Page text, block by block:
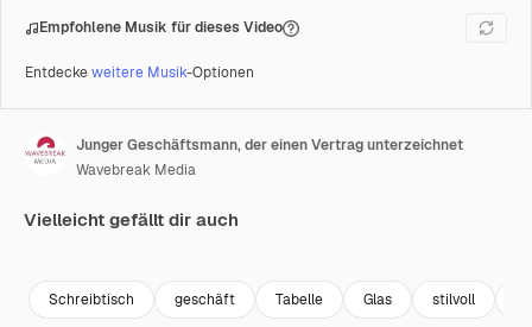
Empfohlene Musik für dieses Video
Entdeckeweitere Musik-Optionen
Junger Geschäftsmann, der einen Vertrag unterzeichnet
Wavebreak Media
Vielleicht gefällt dir auch
Schreibtisch geschäft Tabelle Glas stilvoll